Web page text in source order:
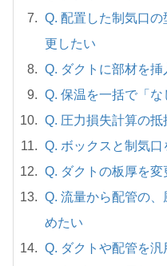
Q. 配置した制気口
更したい
Q. ダクトに部材を挿
Q. 保温を一括で「
Q. 圧力損失計算の
Q. ボックスと制気口
Q. ダクトの板厚を変
Q. 流量から配管の
めたい
Q. ダクトや配管を